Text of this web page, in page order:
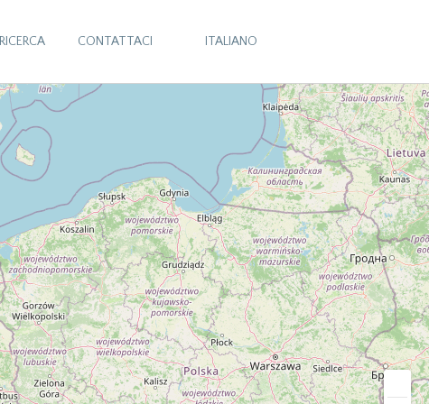
RICERCA CONTATTACI ITALIANO